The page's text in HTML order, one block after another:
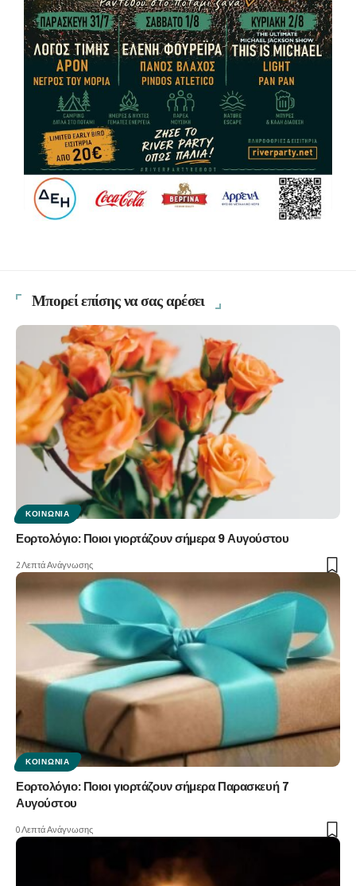
Μπορεί επίσης να σας αρέσει
ΚΟΙΝΩΝΊΑ
Εορτολόγιο: Ποιοι γιορτάζουν σήμερα 9 Αυγούστου
2 Λεπτά Ανάγνωσης
ΚΟΙΝΩΝΊΑ
Εορτολόγιο: Ποιοι γιορτάζουν σήμερα Παρασκευή 7
Αυγούστου
0 Λεπτά Ανάγνωσης